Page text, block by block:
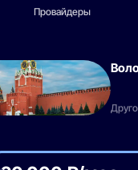
Провайдеры